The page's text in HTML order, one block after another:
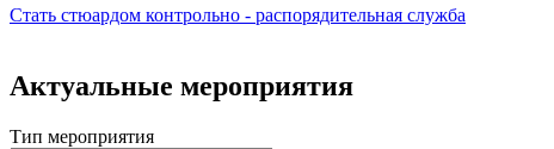
Стать стюардом контрольно - распорядительная служба
Актуальные мероприятия
Тип мероприятия